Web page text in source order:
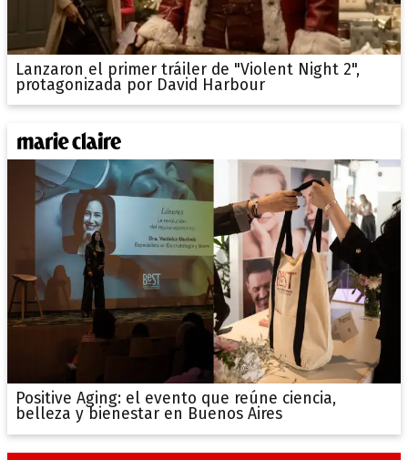
Lanzaron el primer tráiler de "Violent Night 2",
protagonizada por David Harbour
Positive Aging: el evento que reúne ciencia,
belleza y bienestar en Buenos Aires